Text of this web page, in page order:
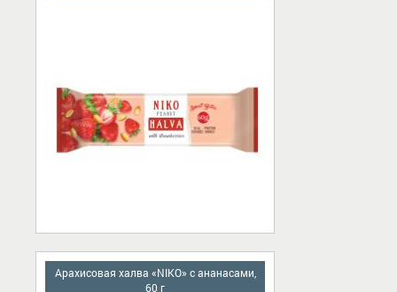
Арахисовая халва «NIKO» с ананасами,
60 г